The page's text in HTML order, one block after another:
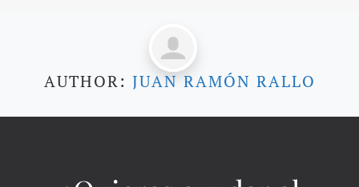
AUTHOR: JUAN RAMÓN RALLO